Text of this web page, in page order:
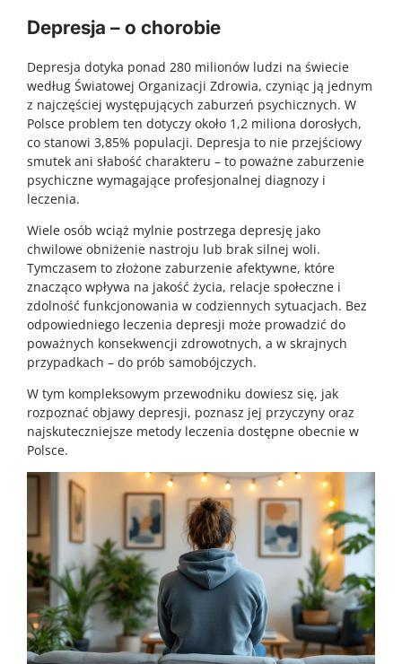
Depresja – o chorobie
Depresja dotyka ponad 280 milionów ludzi na świecie
według Światowej Organizacji Zdrowia, czyniąc ją jednym
z najczęściej występujących zaburzeń psychicznych. W
Polsce problem ten dotyczy około 1,2 miliona dorosłych,
co stanowi 3,85% populacji. Depresja to nie przejściowy
smutek ani słabość charakteru – to poważne zaburzenie
psychiczne wymagające profesjonalnej diagnozy i
leczenia.
Wiele osób wciąż mylnie postrzega depresję jako
chwilowe obniżenie nastroju lub brak silnej woli.
Tymczasem to złożone zaburzenie afektywne, które
znacząco wpływa na jakość życia, relacje społeczne i
zdolność funkcjonowania w codziennych sytuacjach. Bez
odpowiedniego leczenia depresji może prowadzić do
poważnych konsekwencji zdrowotnych, a w skrajnych
przypadkach – do prób samobójczych.
W tym kompleksowym przewodniku dowiesz się, jak
rozpoznać objawy depresji, poznasz jej przyczyny oraz
najskuteczniejsze metody leczenia dostępne obecnie w
Polsce.